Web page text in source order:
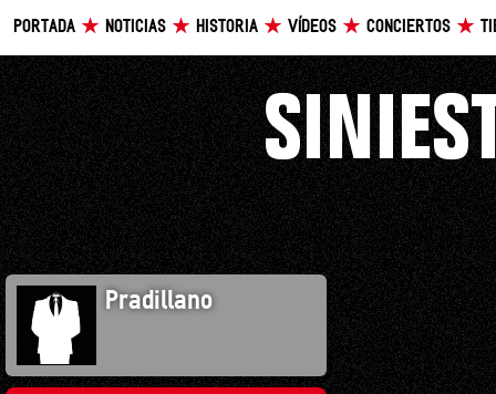
PORTADA NOTICIAS HISTORIA VÍDEOS CONCIERTOS
Pradillano